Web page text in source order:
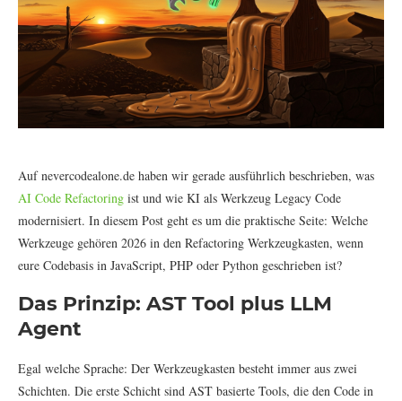
Auf nevercodealone.de haben wir gerade ausführlich beschrieben, was
AI Code Refactoring ist und wie KI als Werkzeug Legacy Code
modernisiert. In diesem Post geht es um die praktische Seite: Welche
Werkzeuge gehören 2026 in den Refactoring Werkzeugkasten, wenn
eure Codebasis in JavaScript, PHP oder Python geschrieben ist?
Das Prinzip: AST Tool plus LLM
Agent
Egal welche Sprache: Der Werkzeugkasten besteht immer aus zwei
Schichten. Die erste Schicht sind AST basierte Tools, die den Code in